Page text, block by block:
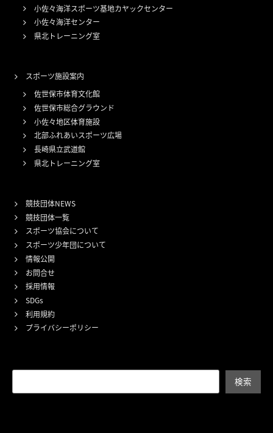
小佐々海洋スポーツ基地カヤックセンター
小佐々海洋センター
県北トレーニング室
スポーツ施設案内
佐世保市体育文化館
佐世保市総合グラウンド
小佐々地区体育施設
北部ふれあいスポーツ広場
長崎県立武道館
県北トレーニング室
競技団体NEWS
競技団体一覧
スポーツ協会について
スポーツ少年団について
情報公開
お問合せ
採用情報
SDGs
利用規約
プライバシーポリシー
検索